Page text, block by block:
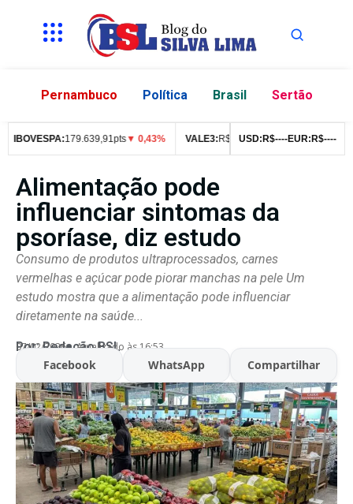
Pernambuco Política Brasil Sertão
179.639,91pts▼ 0,43% VALE3:R$76,99 ▼ 2,49% ITUB4:R$
USD: R$----EUR: R$----
Alimentação pode
influenciar sintomas da
psoríase, diz estudo
Consumo de produtos ultraprocessados, carnes
vermelhas e açúcar pode piorar manchas na pele Um
estudo mostra que a alimentação pode influenciar
diretamente na saúde...
Por:Redação BSL
07/02/2026 Atualizado às 16:53
Facebook WhatsApp Compartilhar